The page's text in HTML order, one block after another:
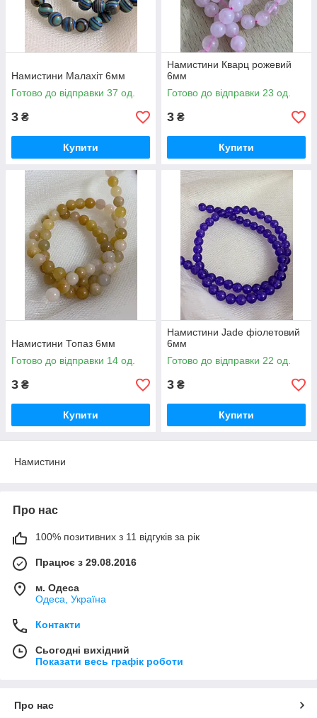
Намистини Малахіт 6мм
Готово до відправки 37 од.
3 ₴
Купити
Намистини Кварц рожевий
6мм
Готово до відправки 23 од.
3 ₴
Купити
Намистини Топаз 6мм
Готово до відправки 14 од.
3 ₴
Купити
Намистини Jade фіолетовий
6мм
Готово до відправки 22 од.
3 ₴
Купити
Намистини
Про нас
100% позитивних з 11 відгуків за рік
Працює з 29.08.2016
м. Одеса
Одеса, Україна
Контакти
Сьогодні вихідний
Показати весь графік роботи
Про нас